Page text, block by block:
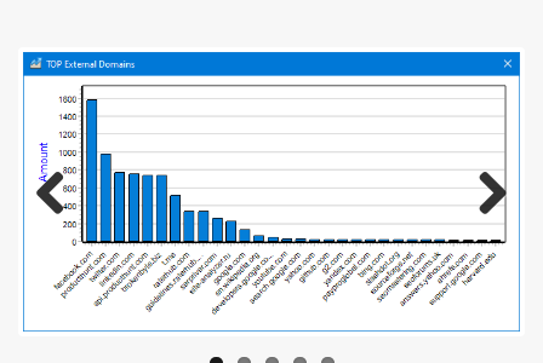
Previous Next